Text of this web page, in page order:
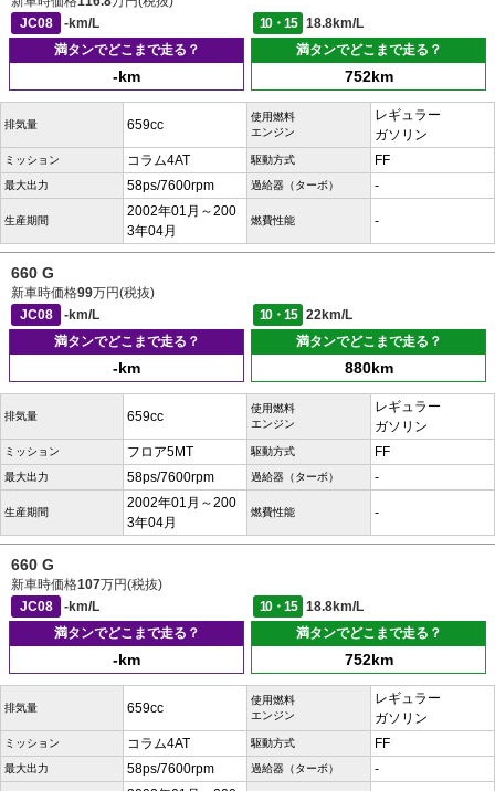
JC08
-km/L 10・15
18.8km/L
満タンでどこまで走る？
-km
満タンでどこまで走る？
752km
排気量 659cc
使用燃料
エンジン
レギュラー
ガソリン
ミッション コラム4AT 駆動方式 FF
最大出力 58ps/7600rpm 過給器（ターボ） -
生産期間
2002年01月～200
3年04月
燃費性能 -
660 G
新車時価格99万円(税抜)
JC08
-km/L 10・15
22km/L
満タンでどこまで走る？
-km
満タンでどこまで走る？
880km
排気量 659cc
使用燃料
エンジン
レギュラー
ガソリン
ミッション フロア5MT 駆動方式 FF
最大出力 58ps/7600rpm 過給器（ターボ） -
生産期間
2002年01月～200
3年04月
燃費性能 -
660 G
新車時価格107万円(税抜)
JC08
-km/L 10・15
18.8km/L
満タンでどこまで走る？
-km
満タンでどこまで走る？
752km
排気量 659cc
使用燃料
エンジン
レギュラー
ガソリン
ミッション コラム4AT 駆動方式 FF
最大出力 58ps/7600rpm 過給器（ターボ）
-